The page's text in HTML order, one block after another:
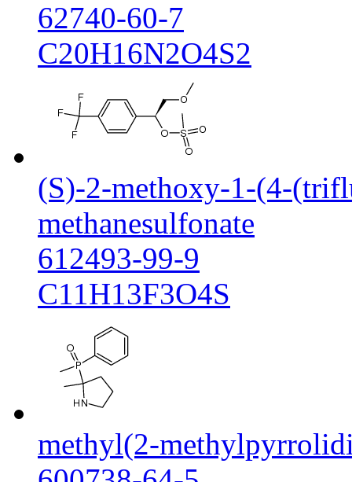
62740-60-7
C20H16N2O4S2
(S)-2-methoxy-1-(4-
methanesulfonate
612493-99-9
C11H13F3O4S
methyl(2-